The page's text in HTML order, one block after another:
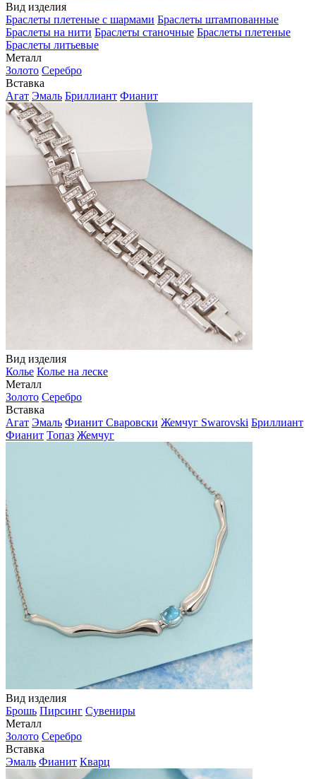
Вид изделия
Браслеты плетеные с шармами Браслеты штампованные
Браслеты на нити Браслеты станочные Браслеты плетеные
Браслеты литьевые
Металл
Золото Серебро
Вставка
Агат Эмаль Бриллиант Фианит
Вид изделия
Колье Колье на леске
Металл
Золото Серебро
Вставка
Агат Эмаль Фианит Сваровски Жемчуг Swarovski Бриллиант
Фианит Топаз Жемчуг
Вид изделия
Брошь Пирсинг Сувениры
Металл
Золото Серебро
Вставка
Эмаль Фианит Кварц